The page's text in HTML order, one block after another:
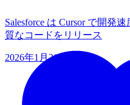
Salesforce は Cursor で開発
質なコードをリリース
2026年1月21日